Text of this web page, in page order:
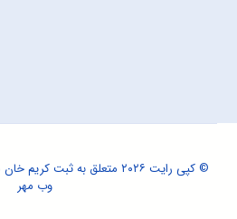
© کپی رایت ۲۰۲۶ متعلق به ثبت کریم خان می باشد.
وب مهر